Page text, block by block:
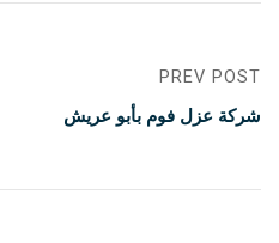
PREV POST
شركة عزل فوم بأبو عريش